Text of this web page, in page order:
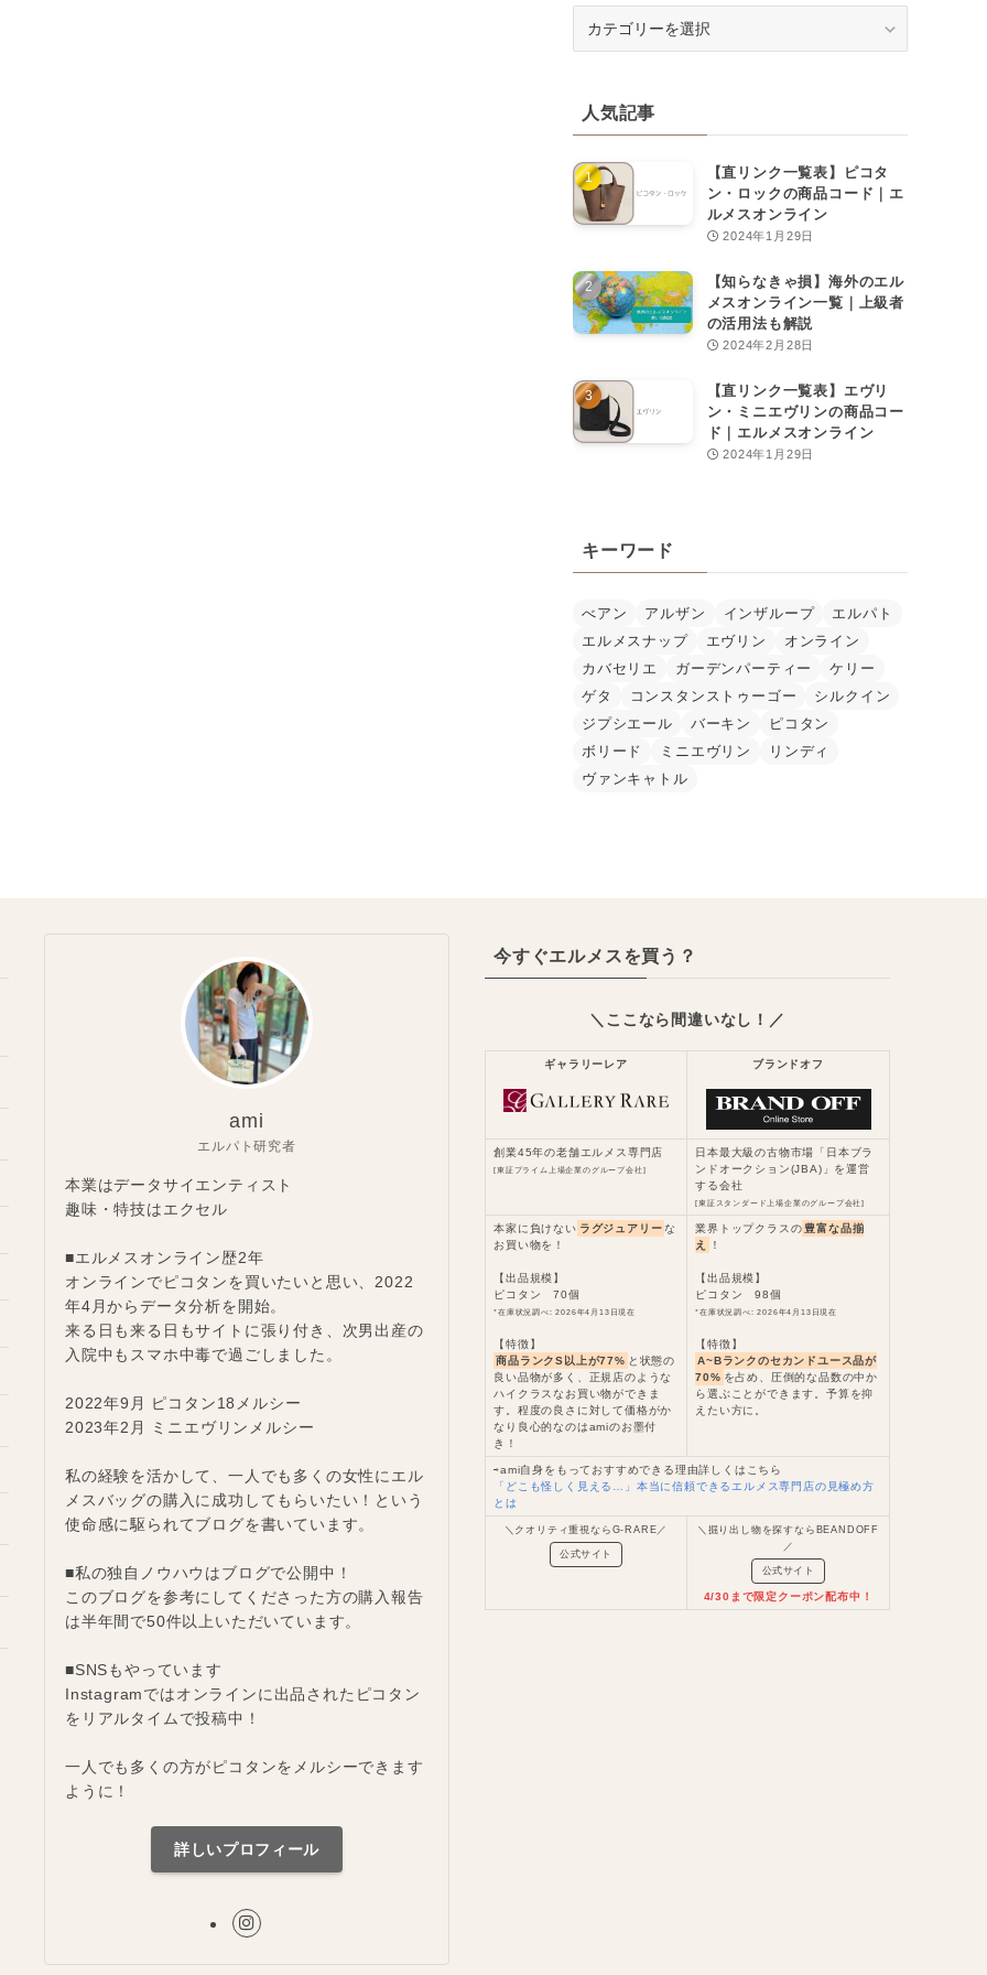
ー人気記事
【直リンク一覧表】ピコタ
ン・ロックの商品コード｜エ
ルメスオンライン
2024年1月29日
【知らなきゃ損】海外のエル
メスオンライン一覧｜上級者
の活用法も解説
2024年2月28日
【直リンク一覧表】エヴリ
ン・ミニエヴリンの商品コー
ド｜エルメスオンライン
2024年1月29日
キーワード
べアン アルザン インザループ
エルパト
エルメスナップ
エヴリン
オンライン
カバセリエ
ガーデンパーティー
ケリー
ゲタ
コンスタンストゥーゴー
シルクイン
ジプシエール
バーキン
ピコタン
ボリード
ミニエヴリン
リンディ
ヴァンキャトル
ami
エルパト研究者
本業はデータサイエンティスト
趣味・特技はエクセル
■エルメスオンライン歴2年
オンラインでピコタンを買いたいと思い、2022
年4月からデータ分析を開始。
来る日も来る日もサイトに張り付き、次男出産の
入院中もスマホ中毒で過ごしました。
2022年9月 ピコタン18メルシー
2023年2月 ミニエヴリンメルシー
私の経験を活かして、一人でも多くの女性にエル
メスバッグの購入に成功してもらいたい！という
使命感に駆られてブログを書いています。
■私の独自ノウハウはブログで公開中！
このブログを参考にしてくださった方の購入報告
は半年間で50件以上いただいています。
■SNSもやっています
Instagramではオンラインに出品されたピコタン
をリアルタイムで投稿中！
一人でも多くの方がピコタンをメルシーできます
ように！
詳しいプロフィール
今すぐエルメスを買う？
＼ここなら間違いなし！／
ギャラリーレア ブランドオフ
創業45年の老舗エルメス専門店
[東証プライム上場企業のグループ会社]
日本最大級の古物市場「日本ブラ
ンドオークション(JBA)」を運営
する会社
[東証スタンダード上場企業のグループ会社]
本家に負けない ラグジュアリー な
お買い物を！
【出品規模】
ピコタン 70個
*在庫状況調べ: 2026年4月13日現在
【特徴】
商品ランクS以上が77% と状態の
良い品物が多く、正規店のような
ハイクラスなお買い物ができま
す。程度の良さに対して価格がか
なり良心的なのはamiのお墨付
き！
業界トップクラスの 豊富な品揃
え
！
【出品規模】
ピコタン 98個
*在庫状況調べ: 2026年4月13日現在
【特徴】
A~Bランクのセカンドユース品が
70% を占め、圧倒的な品数の中か
ら選ぶことができます。予算を抑
えたい方に。
⇨ami自身をもっておすすめできる理由詳しくはこちら
「どこも怪しく見える…」本当に信頼できるエルメス専門店の見極め方
とは
＼クオリティ重視ならG-RARE／
公式サイト
＼掘り出し物を探すならBEANDOFF
／
公式サイト
4/30まで限定クーポン配布中！